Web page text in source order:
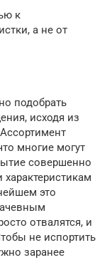
к
а не от
подобрать
исходя из
многие могут
совершенно
это
отвалятся, и
не испортить
заранее